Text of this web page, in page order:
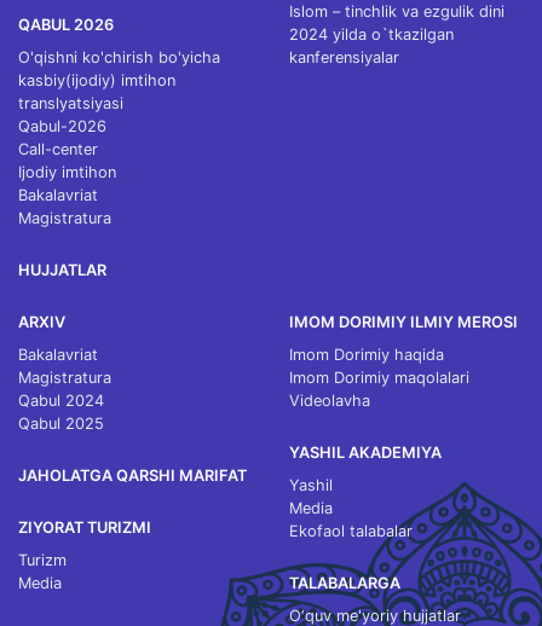
QABUL 2026
O'qishni ko'chirish bo'yicha
kasbiy(ijodiy) imtihon
translyatsiyasi
Qabul-2026
Call-center
Ijodiy imtihon
Bakalavriat
Magistratura
HUJJATLAR
Islom – tinchlik va ezgulik dini
2024 yilda o`tkazilgan
kanferensiyalar
ARXIV
Bakalavriat
Magistratura
Qabul 2024
Qabul 2025
JAHOLATGA QARSHI MARIFAT
ZIYORAT TURIZMI
Turizm
Media
IMOM DORIMIY ILMIY MEROSI
Imom Dorimiy haqida
Imom Dorimiy maqolalari
Videolavha
YASHIL AKADEMIYA
Yashil
Media
Ekofaol talabalar
TALABALARGA
O‘quv me'yoriy hujjatlar